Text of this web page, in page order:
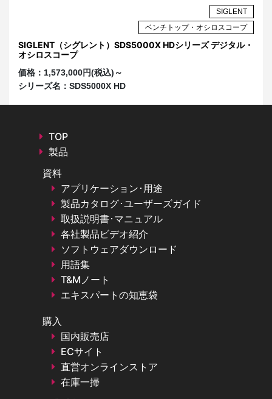
SIGLENT
ベンチトップ・オシロスコープ
SIGLENT（シグレント）SDS5000X HDシリーズ デジタル・
オシロスコープ
価格： 1,573,000円(税込)～
シリーズ名： SDS5000X HD
TOP
製品
資料
アプリケーション･用途
製品カタログ･ユーザーズガイド
取扱説明書･マニュアル
各社製品ビデオ紹介
ソフトウェアダウンロード
用語集
T&Mノート
エキスパートの知恵袋
購入
国内販売店
ECサイト
直営オンラインストア
在庫一掃